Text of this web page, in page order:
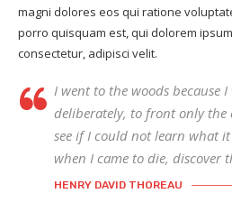
magni dolores eos qui ratione
porro quisquam est, qui dolorem
consectetur, adipisci velit.
I went to the woods because
deliberately, to front only the
see if I could not learn what
when I came to die, discover
HENRY DAVID THOREAU